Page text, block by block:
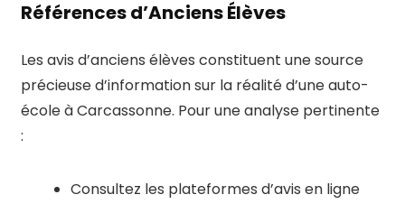
Références d’Anciens Élèves
Les avis d’anciens élèves constituent une source
précieuse d’information sur la réalité d’une auto-
école à Carcassonne. Pour une analyse pertinente
:
Consultez les plateformes d’avis en ligne